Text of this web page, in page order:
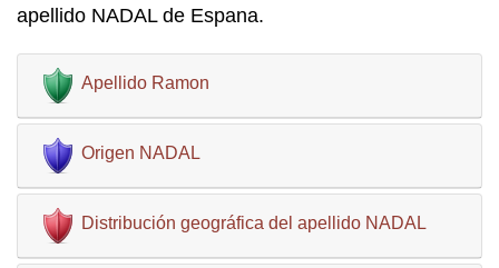
apellido NADAL de Espana.
Apellido Ramon
Origen NADAL
Distribución geográfica del apellido NADAL